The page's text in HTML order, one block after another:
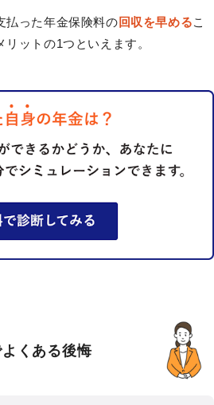
払った年金保険料の 回収を早めるこ
ットの1つといえます。
くある後悔